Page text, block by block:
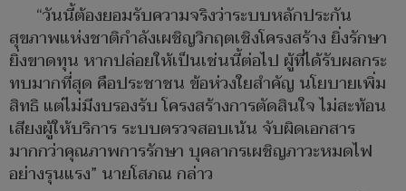
“วันนี้ต้องยอมรับความจริงว่าระบบหลักประกัน
สุขภาพแห่งชาติกำลังเผชิญวิกฤตเชิงโครงสร้าง ยิ่งรักษา
ยิ่งขาดทุน หากปล่อยให้เป็นเช่นนี้ต่อไป ผู้ที่ได้รับผลกระ
ทบมากที่สุด คือประชาชน ข้อห่วงใยสำคัญ นโยบายเพิ่ม
สิทธิ แต่ไม่มีงบรองรับ โครงสร้างการตัดสินใจ ไม่สะท้อน
เสียงผู้ให้บริการ ระบบตรวจสอบเน้น จับผิดเอกสาร
มากกว่าคุณภาพการรักษา บุคลากรเผชิญภาวะหมดไฟ
อย่างรุนแรง” นายโสภณ กล่าว